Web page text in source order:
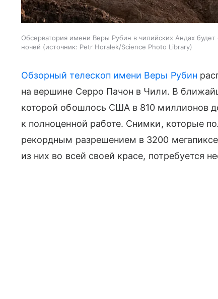
Обсерватория имени Веры Рубин в чилийских Андах
ночей
источник: Petr Horalek/Science Photo Library
Обзорный телескоп имени Веры Рубин
на вершине Серро Пачон в Чили. В
которой обошлось США в 810 миллионов
к полноценной работе. Снимки, которые
рекордным разрешением в 3200
из них во всей своей красе, потребуется